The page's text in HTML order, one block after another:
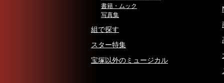
書籍・ムック
写真集
組で探す
スター特集
宝塚以外のミュージカル